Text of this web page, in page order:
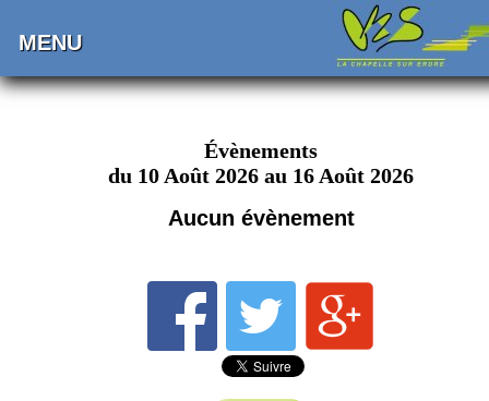
MENU
Évènements
du 10 Août 2026 au 16 Août 2026
Aucun évènement